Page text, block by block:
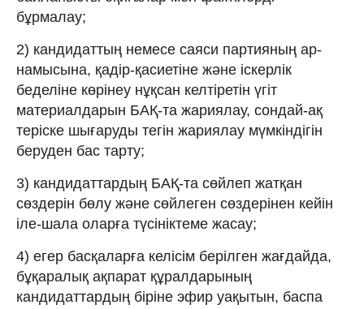
бұрмалау;
2) кандидаттың немесе саяси партияның ар-
намысына, қадір-қасиетіне және іскерлік
беделіне көрінеу нұқсан келтіретін үгіт
материалдарын БАҚ-та жариялау, сондай-ақ
теріске шығаруды тегін жариялау мүмкіндігін
беруден бас тарту;
3) кандидаттардың БАҚ-та сөйлеп жатқан
сөздерiн бөлу және сөйлеген сөздерiнен кейін
iле-шала оларға түсініктеме жасау;
4) егер басқаларға келісім берілген жағдайда,
бұқаралық ақпарат құралдарының
кандидаттардың біріне эфир уақытын, баспа